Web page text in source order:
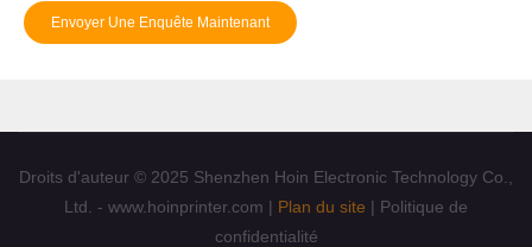
Envoyer Une Enquête Maintenant
Droits d'auteur © 2025 Shenzhen Hoin Electronic Technology Co.,
Ltd. - www.hoinprinter.com | Plan du site | Politique de
confidentialité